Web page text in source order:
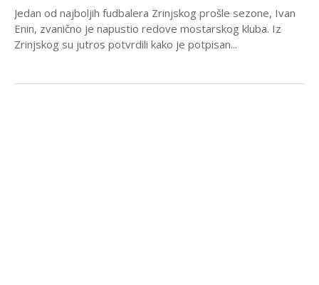
Jedan od najboljih fudbalera Zrinjskog prošle sezone, Ivan
Enin, zvanično je napustio redove mostarskog kluba. Iz
Zrinjskog su jutros potvrdili kako je potpisan...